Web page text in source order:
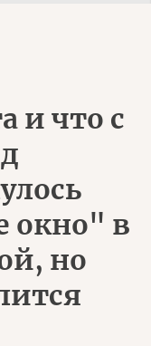
и что с
окно" в
но